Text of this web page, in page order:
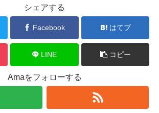
シェアする
Facebook はてブ
LINE コピー
Amaをフォローする